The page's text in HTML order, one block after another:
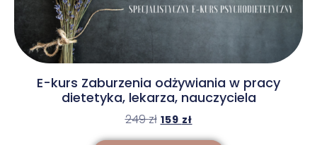
E-kurs Zaburzenia odżywiania w pracy
dietetyka, lekarza, nauczyciela
249zł 159 zł